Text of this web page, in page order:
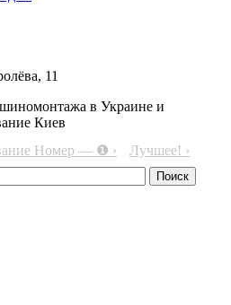
11
в Украине и
Киев
Номер — ❶ › Лучшее! ›